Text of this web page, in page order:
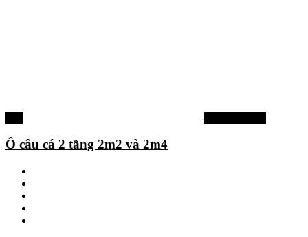
Ô câu cá 2 tầng 2m2 và 2m4